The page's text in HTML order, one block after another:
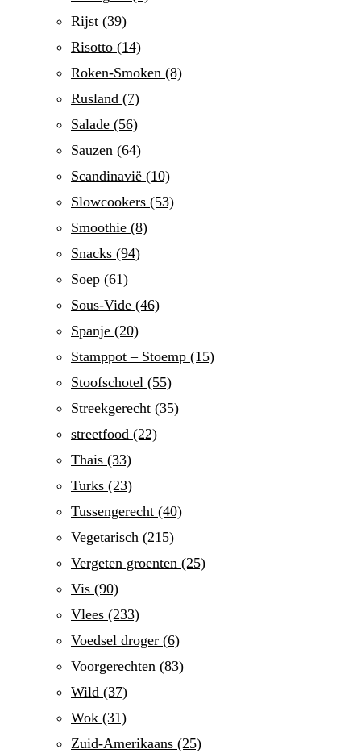
Rijst (39)
Risotto (14)
Roken-Smoken (8)
Rusland (7)
Salade (56)
Sauzen (64)
Scandinavië (10)
Slowcookers (53)
Smoothie (8)
Snacks (94)
Soep (61)
Sous-Vide (46)
Spanje (20)
Stamppot – Stoemp (15)
Stoofschotel (55)
Streekgerecht (35)
streetfood (22)
Thais (33)
Turks (23)
Tussengerecht (40)
Vegetarisch (215)
Vergeten groenten (25)
Vis (90)
Vlees (233)
Voedsel droger (6)
Voorgerechten (83)
Wild (37)
Wok (31)
Zuid-Amerikaans (25)